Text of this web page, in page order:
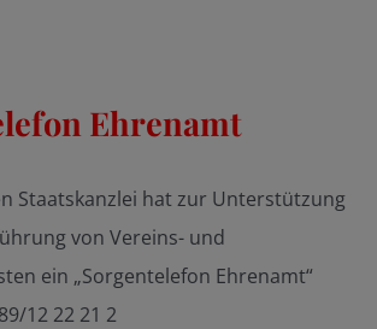
Ehrenamt
Staatskanzlei hat zur Unterstützung
von Vereins- und
ein „Sorgentelefon Ehrenamt“
12 22 21 2